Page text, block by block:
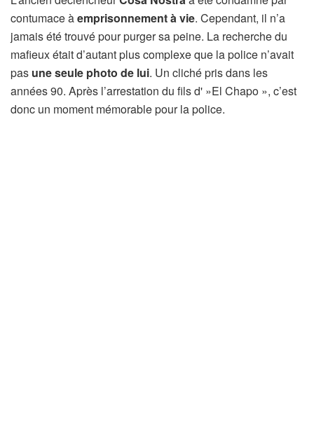
contumace àemprisonnement à vie. Cependant, il n’a
jamais été trouvé pour purger sa peine. La recherche du
mafieux était d’autant plus complexe que la police n’avait
pas une seule photo de lui. Un cliché pris dans les
années 90. Après l’arrestation du fils d' »El Chapo », c’est
donc un moment mémorable pour la police.